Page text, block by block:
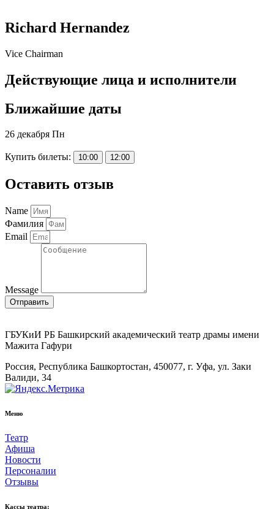
Richard Hernandez
Vice Chairman
Действующие лица и исполнители
Ближайшие даты
26 декабря Пн
Купить билеты: 10:00 12:00
Оставить отзыв
Name
Фамилия
Email
Message
Отправить
ГБУКиИ РБ Башкирский академический театр драмы имени
Мажита Гафури
Россия, Республика Башкортостан, 450077, г. Уфа, ул. Заки
Валиди, 34
Меню
Театр
Афиша
Новости
Персоналии
Отзывы
Кассы театра: